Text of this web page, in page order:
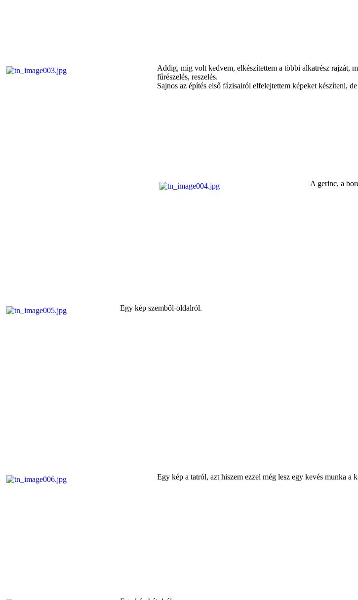
Addig, míg volt kedvem, elkészítettem a többi alkatrész rajzát,
fűrészelés, reszelés.
Sajnos az építés első fázisairól elfelejtettem képeket készíteni,
A gerinc, a
Egy kép szemből-oldalról.
Egy kép a tatról, azt hiszem ezzel még lesz egy kevés munka a